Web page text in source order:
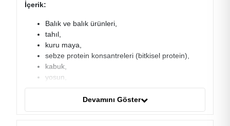
İçerik:
Balık ve balık ürünleri,
tahıl,
kuru maya,
sebze protein konsantreleri (bitkisel protein),
kabuk,
yosun,
omega-3 yağ,
Devamını Göster